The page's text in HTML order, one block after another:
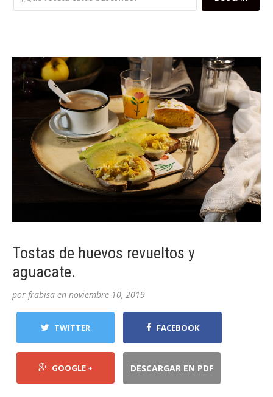
Tostas de huevos revueltos y
aguacate.
por frabisa en noviembre 10, 2019
TWITTER FACEBOOK
GOOGLE + DESCARGAR EN PDF